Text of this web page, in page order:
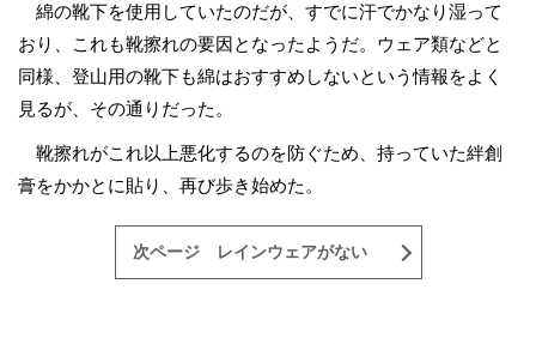
綿の靴下を使用していたのだが、すでに汗でかなり湿って
おり、これも靴擦れの要因となったようだ。ウェア類などと
同様、登山用の靴下も綿はおすすめしないという情報をよく
見るが、その通りだった。
靴擦れがこれ以上悪化するのを防ぐため、持っていた絆創
膏をかかとに貼り、再び歩き始めた。
次ページ レインウェアがない